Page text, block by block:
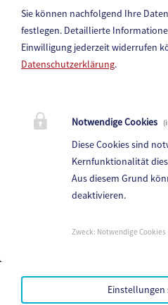
Hauptstraße 83,
Telefon:+43
Fax: +43
E-Mail:
Heute,
Sie können nachfolgend Ihre
festlegen. Detaillierte
Einwilligung jederzeit widerrufen
Datenschutzerklärung.
Notwendige Cookies
Diese Cookies sind
Kernfunktionalität
Aus diesem Grund
deaktivieren.
Zweck: Notwendige Cookies
Einstellungen